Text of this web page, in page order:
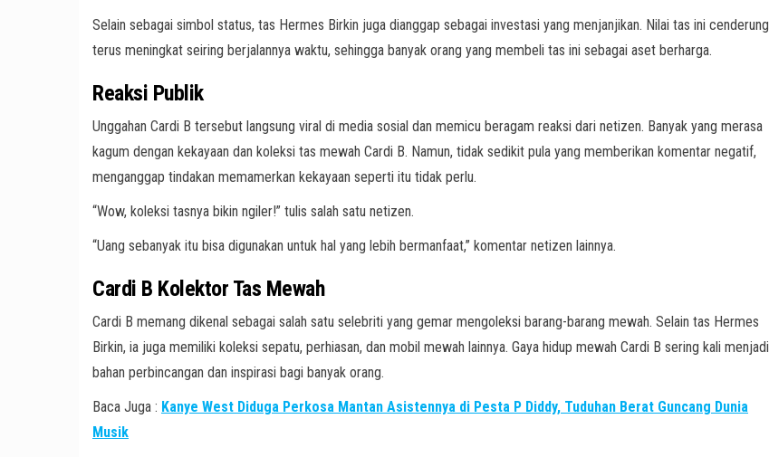
Selain sebagai simbol status, tas Hermes Birkin juga dianggap sebagai investasi yang menjanjikan. Nilai tas ini cenderung
terus meningkat seiring berjalannya waktu, sehingga banyak orang yang membeli tas ini sebagai aset berharga.
Reaksi Publik
Unggahan Cardi B tersebut langsung viral di media sosial dan memicu beragam reaksi dari netizen. Banyak yang merasa
kagum dengan kekayaan dan koleksi tas mewah Cardi B. Namun, tidak sedikit pula yang memberikan komentar negatif,
menganggap tindakan memamerkan kekayaan seperti itu tidak perlu.
“Wow, koleksi tasnya bikin ngiler!” tulis salah satu netizen.
“Uang sebanyak itu bisa digunakan untuk hal yang lebih bermanfaat,” komentar netizen lainnya.
Cardi B Kolektor Tas Mewah
Cardi B memang dikenal sebagai salah satu selebriti yang gemar mengoleksi barang-barang mewah. Selain tas Hermes
Birkin, ia juga memiliki koleksi sepatu, perhiasan, dan mobil mewah lainnya. Gaya hidup mewah Cardi B sering kali menjadi
bahan perbincangan dan inspirasi bagi banyak orang.
Baca Juga : Kanye West Diduga Perkosa Mantan Asistennya di Pesta P Diddy, Tuduhan Berat Guncang Dunia
Musik